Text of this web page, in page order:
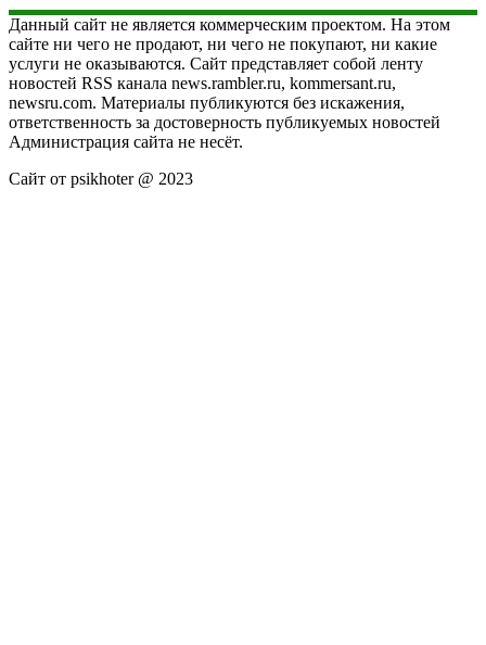
Данный сайт не является коммерческим проектом. На этом
сайте ни чего не продают, ни чего не покупают, ни какие
услуги не оказываются. Сайт представляет собой ленту
новостей RSS канала news.rambler.ru, kommersant.ru,
newsru.com. Материалы публикуются без искажения,
ответственность за достоверность публикуемых новостей
Администрация сайта не несёт.
Сайт от psikhoter @ 2023